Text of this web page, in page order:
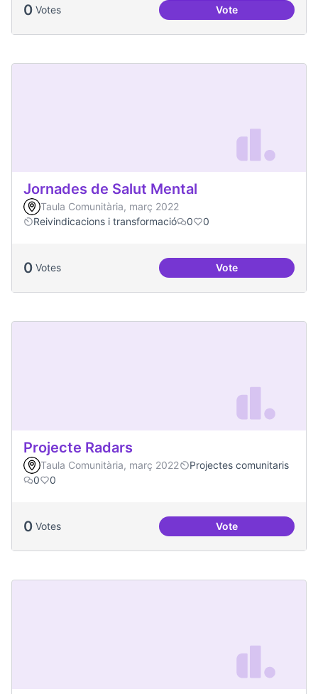
0 Votes VoteUna única Festa
Jornades de Salut Mental
Taula Comunitària, març 2022
Reivindicacions i transformació
0 0
0 Votes VoteJornades de Salut
Projecte Radars
Taula Comunitària, març 2022
Projectes comunitaris
0
0
0 Votes VoteProjecte Radars